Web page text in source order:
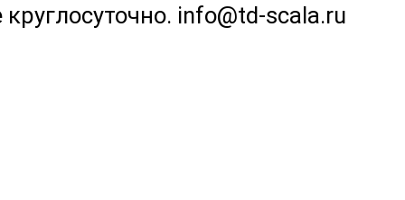
info@td-scala.ru